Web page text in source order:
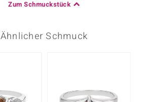
Zum Schmuckstück
Ähnlicher Schmuck